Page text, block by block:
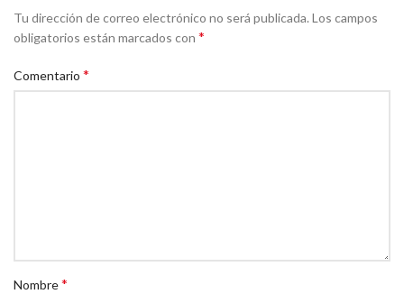
Tu dirección de correo electrónico no será publicada. Los campos
obligatorios están marcados con *
Comentario *
Nombre*